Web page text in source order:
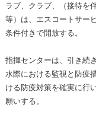
ラブ、クラブ、（接待を
等）は、エスコートサー
条件付きで開放する。
指揮センターは、引き続
水際における監視と防疫
ける防疫対策を確実に行
願いする。